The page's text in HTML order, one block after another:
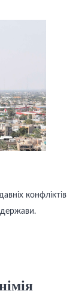
конфліктів
держави.